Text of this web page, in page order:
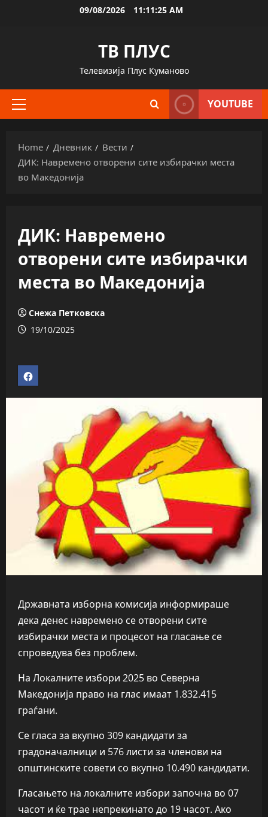
09/08/2026 11:11:26 AM
ТВ ПЛУС
Телевизија Плус Куманово
Primary
YOUTUBE
Home Дневник
Вести
ДИК: Навремено отворени сите избирачки места
во Македонија
ДИК: Навремено
отворени сите избирачки
места во Македонија
Снежа Петковска
19/10/2025
Државната изборна комисија информираше
дека денес навремено се отворени сите
избирачки места и процесот на гласање се
спроведува без проблем.
На Локалните избори 2025 во Северна
Македонија право на глас имаат 1.832.415
граѓани.
Се гласа за вкупно 309 кандидати за
градоначалници и 576 листи за членови на
општинските совети со вкупно 10.490 кандидати.
Гласањето на локалните избори започна во 07
часот и ќе трае непрекинато до 19 часот. Ако